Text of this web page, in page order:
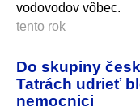
vodovodov vôbec.
tento rok
Do skupiny
Tatrách udrieť
nemocnici